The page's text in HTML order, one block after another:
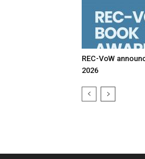
REC-VoW
2026